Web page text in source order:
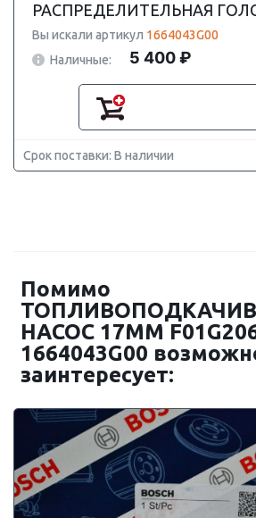
РАСПРЕДЕЛИТЕЛЬНАЯ
Вы искали артикул 1664043G00
Наличные:
5 400 ₽
Срок поставки: В наличии
Помимо
НАСОС 17MM
1664043G00
заинтересует: